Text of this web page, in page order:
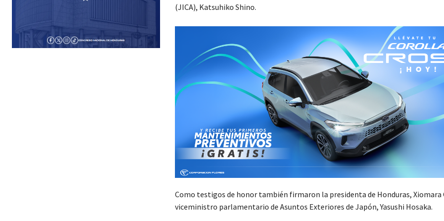
(JICA), Katsuhiko Shino.
Como testigos de honor también firmaron la presidenta de Honduras, Xiomara
viceministro parlamentario de Asuntos Exteriores de Japón, Yasushi Hosaka.